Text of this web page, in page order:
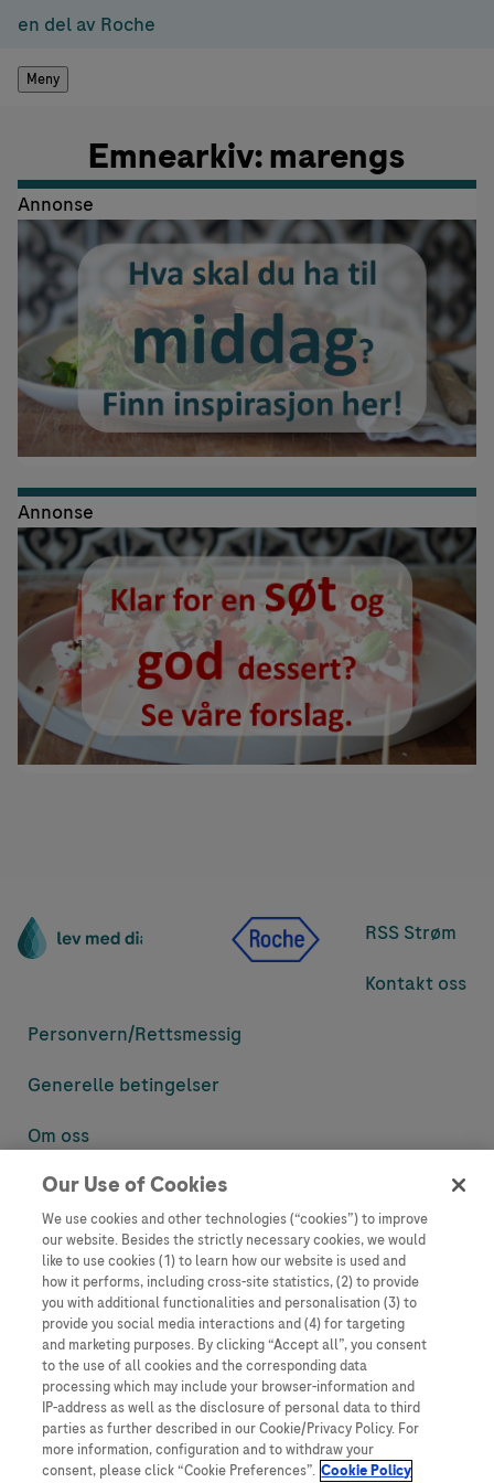
en del av Roche
Meny
Emnearkiv: marengs
Annonse
Annonse
RSS Strøm
Kontakt oss
Personvern/Rettsmessig
Generelle betingelser
Om oss
Denne nettsiden inneholder informasjon som er målsatt til en stor
informasjon som ellers ikke er tilgjengelig eller gyldig i ditt land.
Vennligst vær oppmerksom på at vi ikke tar noe ansvar for tilgang til
informasjon som muligens ikke er i samsvar med noen gyldig juridisk
prosess, regulering, registrering eller bruk i bostedslandet ditt.
Roche har ikke alltid mulighet til å kvalitetssikre andres innlegg, men
vil fjerne villedende eller upassende innlegg så langt det lar seg gjøre.
Vi har ikke ansvar for innhold på eksterne nettsider som det lenkes til.
Kopiering av materiale fra dette nettstedet for bruk annet sted er ikke
tillatt uten avtale. Nettstedet selger plass til annonsører, og slikt
innhold er merket.
Dette nettstedet er ikke beregnet for å rapportere bivirkninger eller
Our Use of Cookies
We use cookies and other technologies (“cookies”) to improve
our website. Besides the strictly necessary cookies, we would
like to use cookies (1) to learn how our website is used and
how it performs, including cross-site statistics, (2) to provide
you with additional functionalities and personalisation (3) to
provide you social media interactions and (4) for targeting
and marketing purposes. By clicking “Accept all”, you consent
to the use of all cookies and the corresponding data
processing which may include your browser-information and
IP-address as well as the disclosure of personal data to third
parties as further described in our Cookie/Privacy Policy. For
more information, configuration and to withdraw your
consent, please click “Cookie Preferences”. Cookie Policy